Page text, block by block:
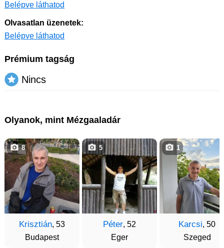
Belépve láthatod
Olvasatlan üzenetek:
Belépve láthatod
Prémium tagság
Nincs
Olyanok, mint Mézgaaladár
Krisztián, 53
Budapest
8
Péter, 52
Eger
5
Karcsi, 50
Szeged
1